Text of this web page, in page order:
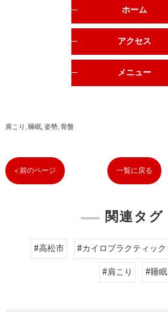
ホーム
アクセス
メニュー
肩こり 睡眠 姿勢 骨盤
< 前のページ 一覧に戻る
関連タグ
#高松市 #カイロプラクティック
#肩こり
#睡眠